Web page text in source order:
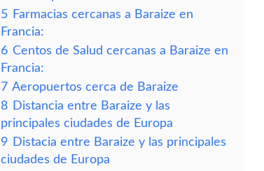
5 Farmacias cercanas a Baraize en
Francia:
6 Centos de Salud cercanas a Baraize en
Francia:
7 Aeropuertos cerca de Baraize
8 Distancia entre Baraize y las
principales ciudades de Europa
9 Distacia entre Baraize y las principales
ciudades de Europa